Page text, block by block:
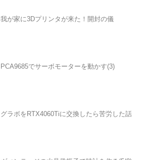
我が家に3Dプリンタが来た！開封の儀
PCA9685でサーボモーターを動かす(3)
グラボをRTX4060Tiに交換したら苦労した話